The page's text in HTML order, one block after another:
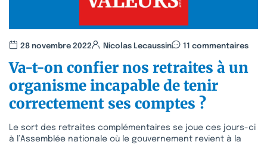
28 novembre 2022 Nicolas Lecaussin 11 commentaires
Va-t-on confier nos retraites à un
organisme incapable de tenir
correctement ses comptes ?
Le sort des retraites complémentaires se joue ces jours-ci
à l’Assemblée nationale où le gouvernement revient à la